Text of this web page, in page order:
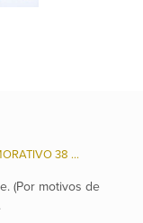
LEILÃO 224 - GRANDE LEILÃO COMEMORATIVO 38 ANOS ALPHAVILLE
(Por motivos de